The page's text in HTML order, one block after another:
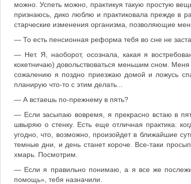
можно. Успеть можно, практикуя такую простую
признаюсь, дико люблю и практиковала прежде в
старческие изменения организма, позволяющие
— То есть пенсионная реформа тебя во сне не
— Нет. Я, наоборот, осознала, какая я
кокетничаю) довольствоваться меньшим сном.
сожалению я поздно приезжаю домой и ложусь
планирую что-то с этим делать...
— А встаешь по-прежнему в пять?
— Если засыпаю вовремя, я прекрасно встаю в
швыряю о стенку. Есть еще отличная практика:
угодно, что, возможно, произойдет в ближайшие
темные дни, и день станет короче. Все-таки
хмарь. Посмотрим.
— Если я правильно понимаю, а я все же
помощь», тебя назначили.